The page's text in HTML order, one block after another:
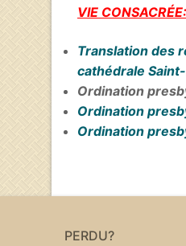
VIE
Translation des
cathédrale
Ordination
Ordination
Ordination
PERDU?